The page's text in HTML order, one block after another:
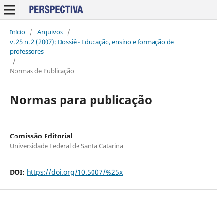
Início / Arquivos /
v. 25 n. 2 (2007): Dossiê - Educação, ensino e formação de
professores
/
Normas de Publicação
Normas para publicação
Comissão Editorial
Universidade Federal de Santa Catarina
DOI: https://doi.org/10.5007/%25x